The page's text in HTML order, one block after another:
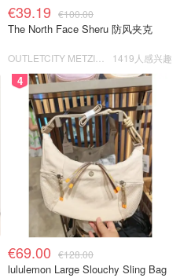
€39.19 €100.00
The North Face Sheru 防风夹克
1419人感兴趣
4
€69.00 €128.00
lululemon Large Slouchy Sling Bag